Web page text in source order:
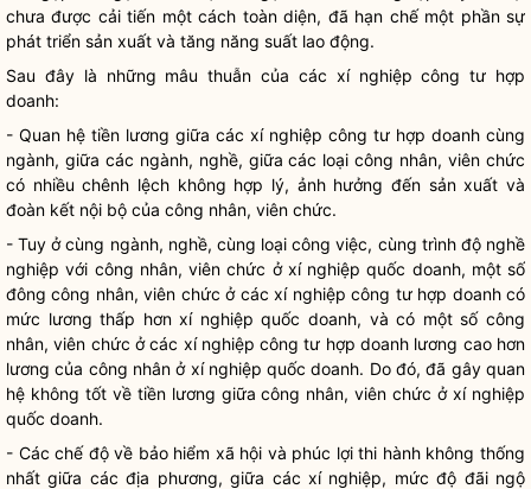
chưa được cải tiến một cách toàn diện, đã hạn chế một phần sự
phát triển sản xuất và tăng năng suất lao động.
Sau đây là những mâu thuẫn của các xí nghiệp công tư hợp
doanh:
- Quan hệ tiền lương giữa các xí nghiệp công tư hợp doanh cùng
ngành, giữa các ngành, nghề, giữa các loại công nhân, viên chức
có nhiều chênh lệch không hợp lý, ảnh hưởng đến sản xuất và
đoàn kết nội bộ của công nhân, viên chức.
- Tuy ở cùng ngành, nghề, cùng loại công việc, cùng trình độ nghề
nghiệp với công nhân, viên chức ở xí nghiệp quốc doanh, một số
đông công nhân, viên chức ở các xí nghiệp công tư hợp doanh có
mức lương thấp hơn xí nghiệp quốc doanh, và có một số công
nhân, viên chức ở các xí nghiệp công tư hợp doanh lương cao hơn
lương của công nhân ở xí nghiệp quốc doanh. Do đó, đã gây quan
hệ không tốt về tiền lương giữa công nhân, viên chức ở xí nghiệp
quốc doanh.
- Các chế độ về bảo hiểm xã hội và phúc lợi thi hành không thống
nhất giữa các địa phương, giữa các xí nghiệp, mức độ đãi ngộ